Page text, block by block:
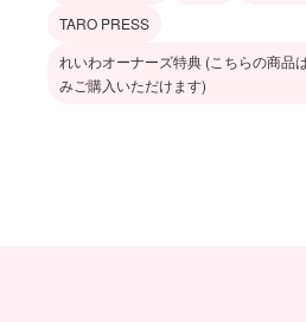
TARO PRESS
れいわオーナーズ特典 (こちらの商品
みご購入いただけます)